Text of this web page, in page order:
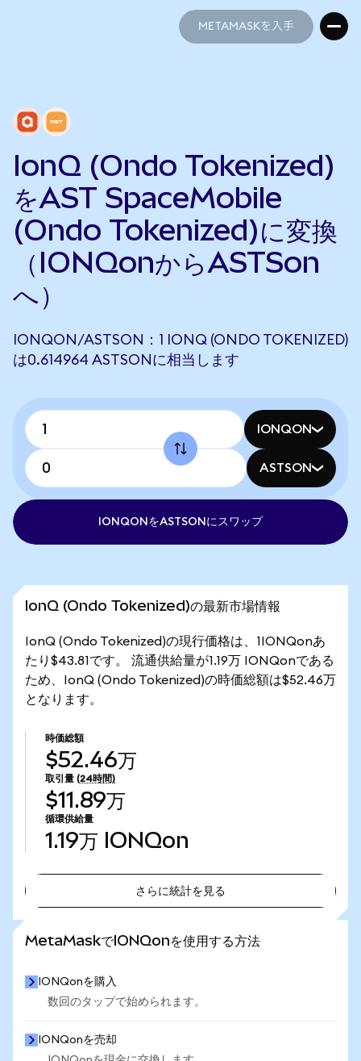
METAMASKを入手
IonQ (Ondo Tokenized)
をAST SpaceMobile
(Ondo Tokenized)に変換
（IONQonからASTSon
へ）
IONQON/ASTSON：1 IONQ (ONDO TOKENIZED)
は0.614964 ASTSONに相当します
IONQON
ASTSON
IONQONをASTSONにスワップ
IonQ (Ondo Tokenized)の最新市場情報
IonQ (Ondo Tokenized)の現行価格は、1IONQonあ
たり$43.81です。 流通供給量が1.19万 IONQonである
ため、IonQ (Ondo Tokenized)の時価総額は$52.46万
となります。
時価総額
$52.46万
取引量 (24時間)
$11.89万
循環供給量
1.19万 IONQon
さらに統計を見る
MetaMaskでIONQonを使用する方法
IONQonを購入
数回のタップで始められます。
IONQonを売却